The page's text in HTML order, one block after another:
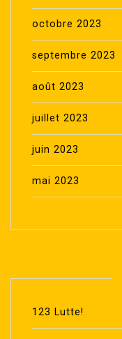
octobre 2023
septembre 2023
août 2023
juillet 2023
juin 2023
mai 2023
123 Lutte!